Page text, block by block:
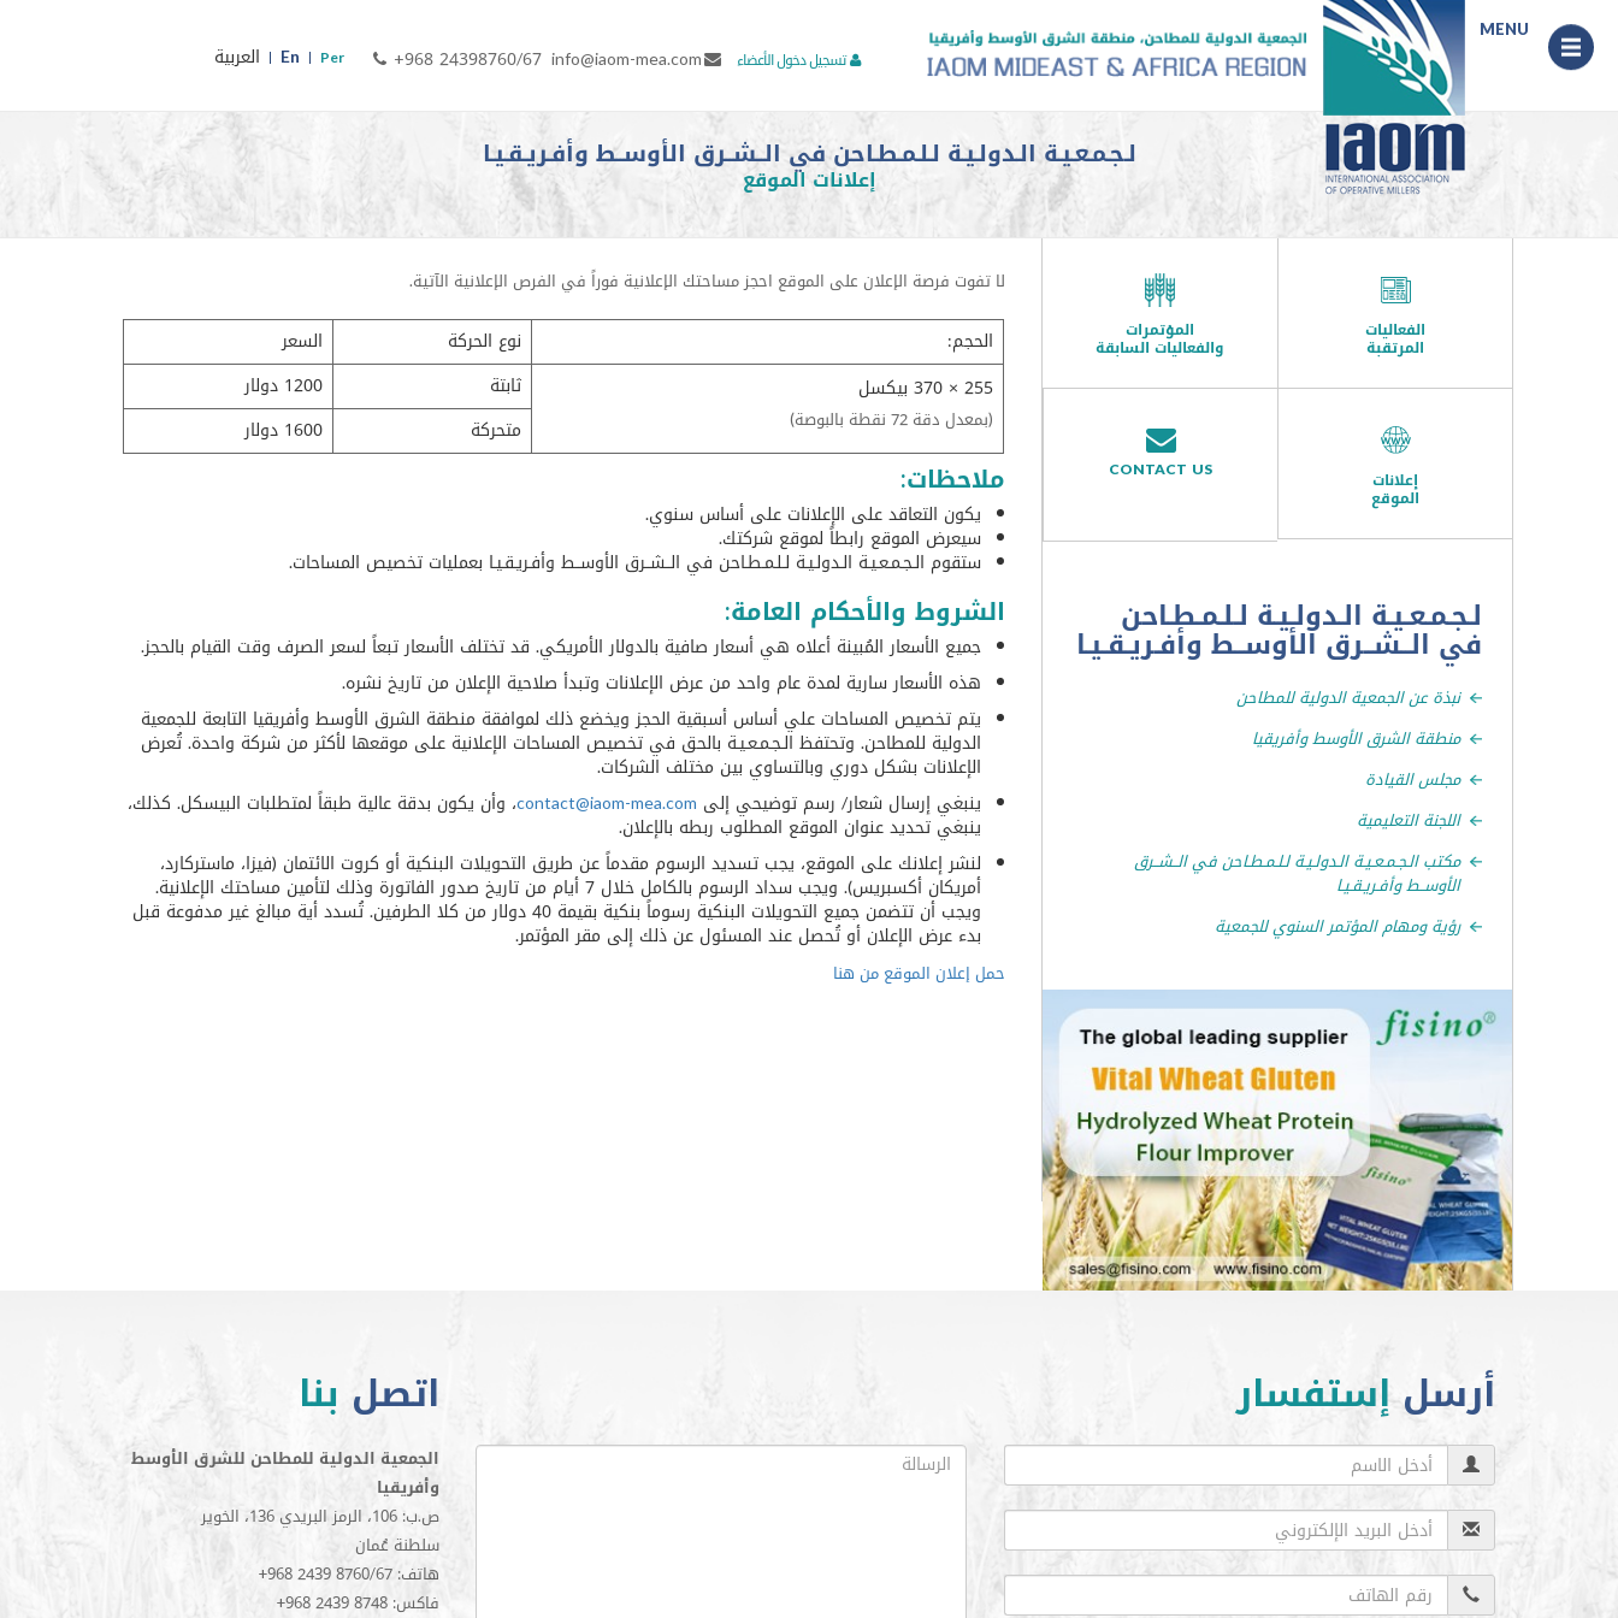
تسجيل دخول الأعضاء info@iaom-mea.com
+968 24398760/67 العربية En Per
لـجـمـعـيـة الـدولـيـة لـلـمـطـاحن في الــشــرق الأوســط وأفـريـقـيـا
إعلانات الموقع
لا تفوت فرصة الإعلان على الموقع احجز مساحتك الإعلانية فوراً في الفرص الإعلانية الآتية.
الحجم: نوع الحركة
السعر
255 × 370 بيكسل
(بمعدل دقة 72 نقطة بالبوصة)
ثابتة
1200 دولار
متحركة
1600 دولار
ملاحظات:
يكون التعاقد على الإعلانات على أساس سنوي.
سيعرض الموقع رابطاً لموقع شركتك.
ستقوم الـجـمـعـيـة الـدولـيـة لـلـمـطـاحن في الــشــرق الأوســط وأفـريـقـيـا بعمليات تخصيص المساحات.
الشروط والأحكام العامة:
جميع الأسعار المُبينة أعلاه هي أسعار صافية بالدولار الأمريكي. قد تختلف الأسعار تبعاً لسعر الصرف وقت القيام بالحجز.
هذه الأسعار سارية لمدة عام واحد من عرض الإعلانات وتبدأ صلاحية الإعلان من تاريخ نشره.
يتم تخصيص المساحات علي أساس أسبقية الحجز ويخضع ذلك لموافقة منطقة الشرق الأوسط وأفريقيا التابعة للجمعية
الدولية للمطاحن. وتحتفظ الـجـمـعـيـة بالحق في تخصيص المساحات الإعلانية على موقعها لأكثر من شركة واحدة. تُعرض
الإعلانات بشكل دوري وبالتساوي بين مختلف الشركات.
ينبغي إرسال شعار/ رسم توضيحي إلى contact@iaom-mea.com، وأن يكون بدقة عالية طبقاً لمتطلبات البيسكل. كذلك،
ينبغي تحديد عنوان الموقع المطلوب ربطه بالإعلان.
لنشر إعلانك على الموقع، يجب تسديد الرسوم مقدماً عن طريق التحويلات البنكية أو كروت الائتمان (فيزا، ماستركارد،
أمريكان أكسبريس). ويجب سداد الرسوم بالكامل خلال 7 أيام من تاريخ صدور الفاتورة وذلك لتأمين مساحتك الإعلانية.
ويجب أن تتضمن جميع التحويلات البنكية رسوماً بنكية بقيمة 40 دولار من كلا الطرفين. تُسدد أية مبالغ غير مدفوعة قبل
بدء عرض الإعلان أو تُحصل عند المسئول عن ذلك إلى مقر المؤتمر.
حمل إعلان الموقع من هنا
الفعاليات
المرتقبة
المؤتمرات
والفعاليات السابقة
إعلانات
الموقع
CONTACT US
لـجـمـعـيـة الـدولـيـة لـلـمـطـاحن
في الــشــرق الأوســط وأفـريـقـيـا
نبذة عن الجمعية الدولية للمطاحن
منطقة الشرق الأوسط وأفريقيا
مجلس القيادة
اللجنة التعليمية
مكتب الـجـمـعـيـة الـدولـيـة لـلـمـطـاحن في الــشــرق
الأوســط وأفـريـقـيـا
رؤية ومهام المؤتمر السنوي للجمعية
أرسلإستفسار اتصل بنا
الجمعية الدولية للمطاحن للشرق الأوسط
وأفريقيا
ص.ب: 106، الرمز البريدي 136، الخوير
سلطنة عُمان
+968 2439 8760/67 :هاتف
+968 2439 8748 :فاكس
MENU
Menu